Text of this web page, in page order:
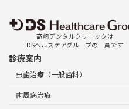
高崎デンタルクリニックは
DSヘルスケアグループの一員です
診療案内
虫歯治療（一般歯科）
歯周病治療